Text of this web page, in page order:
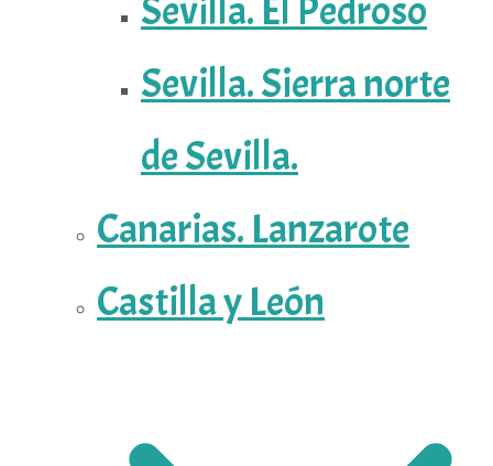
Sevilla. El Pedroso
Sevilla. Sierra norte
de Sevilla.
Canarias. Lanzarote
Castilla y León